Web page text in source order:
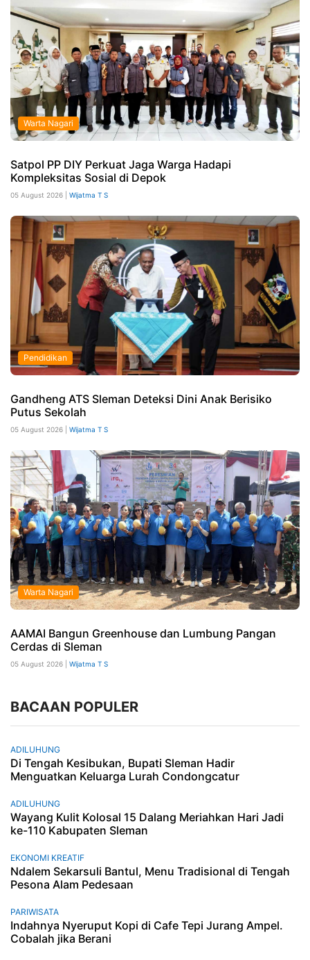
Warta Nagari
Satpol PP DIY Perkuat Jaga Warga Hadapi
Kompleksitas Sosial di Depok
05 August 2026 | Wijatma T S
Pendidikan
Gandheng ATS Sleman Deteksi Dini Anak Berisiko
Putus Sekolah
05 August 2026 | Wijatma T S
Warta Nagari
AAMAI Bangun Greenhouse dan Lumbung Pangan
Cerdas di Sleman
05 August 2026 | Wijatma T S
BACAAN POPULER
ADILUHUNG
Di Tengah Kesibukan, Bupati Sleman Hadir
Menguatkan Keluarga Lurah Condongcatur
ADILUHUNG
Wayang Kulit Kolosal 15 Dalang Meriahkan Hari Jadi
ke-110 Kabupaten Sleman
EKONOMI KREATIF
Ndalem Sekarsuli Bantul, Menu Tradisional di Tengah
Pesona Alam Pedesaan
PARIWISATA
Indahnya Nyeruput Kopi di Cafe Tepi Jurang Ampel.
Cobalah jika Berani